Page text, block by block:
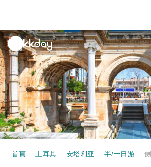
unread
notifications
首頁 土耳其 安塔利亚 半/一日游